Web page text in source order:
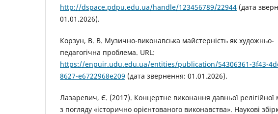
http://dspace.pdpu.edu.ua/handle/123456789/22944 (дата
01.01.2026).
Корзун, В. В. Музично-виконавська майстерність як художньо-
педагогічна проблема. URL:
https://enpuir.udu.edu.ua/entities/publication/54306361-3f43-
8627-e6722968e209 (дата звернення: 01.01.2026).
Лазаревич, Є. (2017). Концертне виконання давньої релігійної
з погляду «історично орієнтованого виконавства». Наукові